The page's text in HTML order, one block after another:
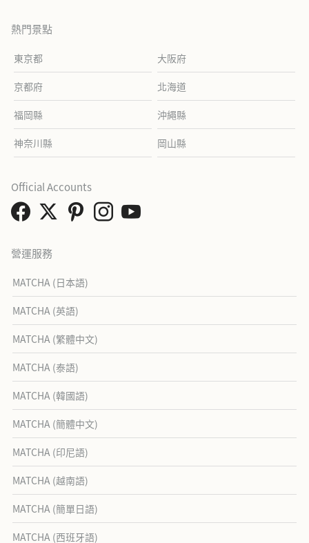
熱門景點
東京都 大阪府
京都府 北海道
福岡縣 沖繩縣
神奈川縣 岡山縣
營運服務
MATCHA (日本語)
MATCHA (英語)
MATCHA (繁體中文)
MATCHA (泰語)
MATCHA (韓國語)
MATCHA (簡體中文)
MATCHA (印尼語)
MATCHA (越南語)
MATCHA (簡單日語)
MATCHA (西班牙語)
Official Accounts